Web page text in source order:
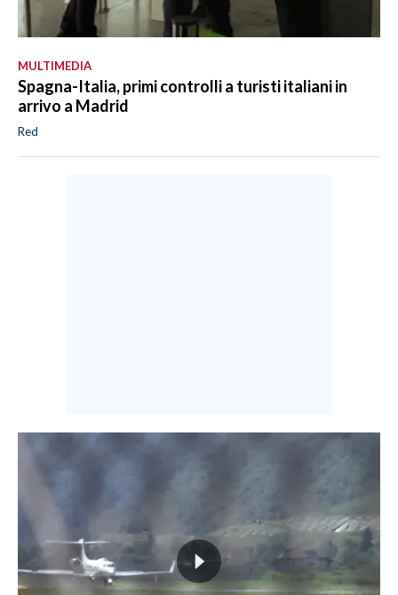
MULTIMEDIA
Spagna-Italia, primi controlli a turisti italiani in
arrivo a Madrid
Red